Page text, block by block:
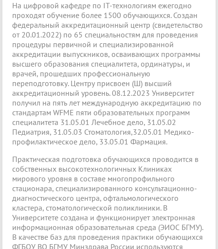
На цифровой кафедре по IT-технологиям ежегодно
проходят обучение более 1500 обучающихся. Создан
федеральный аккредитационный центр (свидетельство
от 20.01.2022) по 65 специальностям для проведения
процедуры первичной и специализированной
аккредитации выпускников, осваивающих программы
высшего образования специалитета, ординатуры, и
врачей, прошедших профессиональную
переподготовку. Центру присвоен (Ш) высший
аккредитационный уровень. 08.12.2023 Университет
получил на пять лет международную аккредитацию по
стандартам WFME пяти образовательных программ
специалитета 31.05.01 Лечебное дело, 31.05.02
Педиатрия, 31.05.03 Стоматология,32.05.01 Медико-
профилактическое дело, 33.05.01 Фармация.
Практическая подготовка обучающихся проводится в
собственных высокотехнологичных Клиниках
мирового уровня в составе многопрофильного
стационара, специализированного консультационно-
диагностического центра, офтальмологического
кластера, стоматологической поликлиники. В
Университете создана и функционирует электронная
информационная образовательная среда (ЭИОС БГМУ).
В качестве баз для проведения практики обучающихся
ФГБОУ ВО БГМУ Минздрава России используются